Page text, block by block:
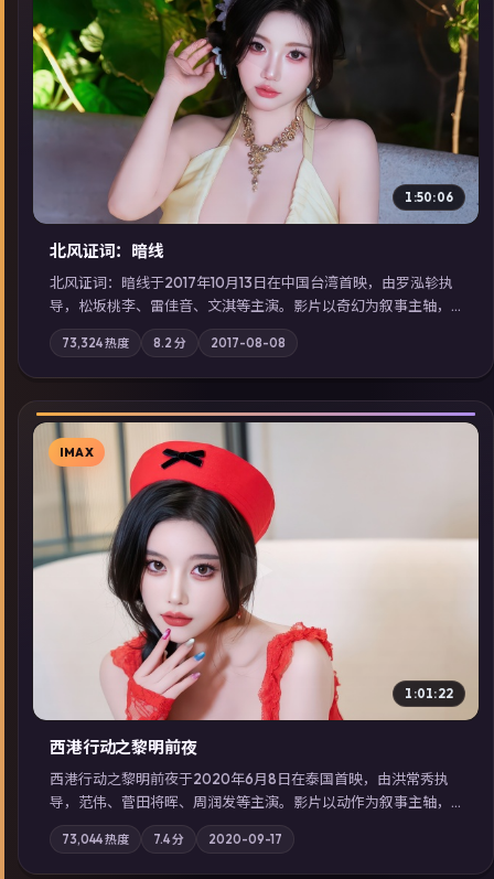
▶
1:50:06
北风证词：暗线
北风证词：暗线于2017年10月13日在中国台湾首映，由罗泓轸执
导，松坂桃李、雷佳音、文淇等主演。影片以奇幻为叙事主轴，
旧案重提，真相与谎言在同一条时间线上交锋；摄影与配乐强化
地域气质；站内亦可通过「国产免费观看高清电视剧在线看」延
展检索同类型高分佳作，畅享高清在线追剧体验。
73,324热度 8.2 分 2017-08-08
▶
IMAX
1:01:22
西港行动之黎明前夜
西港行动之黎明前夜于2020年6月8日在泰国首映，由洪常秀执
导，范伟、菅田将晖、周润发等主演。影片以动作为叙事主轴，
亲情与职责必须在倒计时结束前做出抉择；摄影与配乐强化地域
气质；站内亦可通过「国产免费观看高清电视剧在线看」延展检
索同类型高分佳作，畅享高清在线追剧体验。
73,044热度 7.4分 2020-09-17